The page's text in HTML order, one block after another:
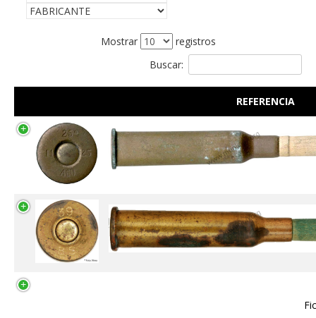
Mostrar
registros
Buscar:
REFERENCIA